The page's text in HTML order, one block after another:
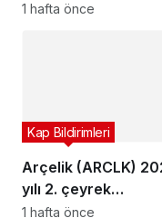
çeyrek bilançosunu
1 hafta önce
Arçelik (ARCLK)
yılı 2. çeyrek
bilançosunu açıkladı
Kap Bildirimleri
1 hafta önce